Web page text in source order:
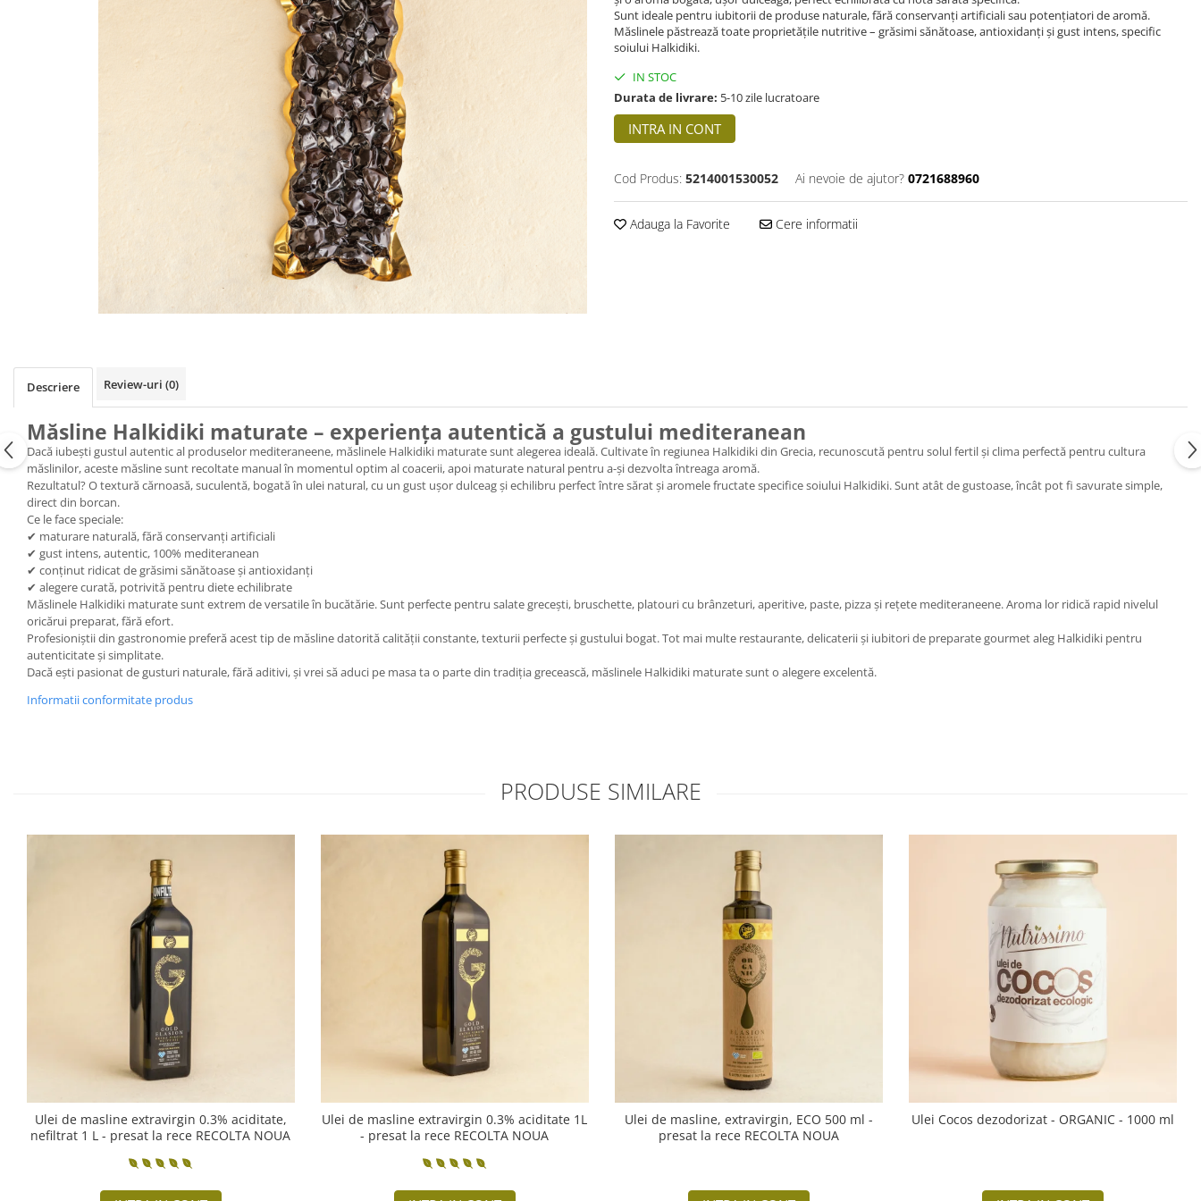
PRODUSE ROMÂNEȘTI
Sunt ideale pentru iubitorii de produse naturale, fără conservanți artificiali sau potențiatori de aromă.
Măslinele păstrează toate proprietățile nutritive – grăsimi sănătoase, antioxidanți și gust intens, specific
soiului Halkidiki.
IN STOC
Durata de livrare: 5-10 zile lucratoare
INTRA IN CONT
Cod Produs: 5214001530052 Ai nevoie de ajutor? 0721688960
Adauga la Favorite Cere informatii
Descriere Review-uri (0)
Măsline Halkidiki maturate – experiența autentică a gustului mediteranean
Dacă iubești gustul autentic al produselor mediteraneene, măslinele Halkidiki maturate sunt alegerea ideală. Cultivate în regiunea Halkidiki din Grecia, recunoscută pentru solul fertil și clima perfectă pentru cultura
măslinilor, aceste măsline sunt recoltate manual în momentul optim al coacerii, apoi maturate natural pentru a-și dezvolta întreaga aromă.
Rezultatul? O textură cărnoasă, suculentă, bogată în ulei natural, cu un gust ușor dulceag și echilibru perfect între sărat și aromele fructate specifice soiului Halkidiki. Sunt atât de gustoase, încât pot fi savurate simple,
direct din borcan.
Ce le face speciale:
✔ maturare naturală, fără conservanți artificiali
✔ gust intens, autentic, 100% mediteranean
✔ conținut ridicat de grăsimi sănătoase și antioxidanți
✔ alegere curată, potrivită pentru diete echilibrate
Măslinele Halkidiki maturate sunt extrem de versatile în bucătărie. Sunt perfecte pentru salate grecești, bruschette, platouri cu brânzeturi, aperitive, paste, pizza și rețete mediteraneene. Aroma lor ridică rapid nivelul
oricărui preparat, fără efort.
Profesioniștii din gastronomie preferă acest tip de măsline datorită calității constante, texturii perfecte și gustului bogat. Tot mai multe restaurante, delicaterii și iubitori de preparate gourmet aleg Halkidiki pentru
autenticitate și simplitate.
Dacă ești pasionat de gusturi naturale, fără aditivi, și vrei să aduci pe masa ta o parte din tradiția grecească, măslinele Halkidiki maturate sunt o alegere excelentă.
Informatii conformitate produs
PRODUSE SIMILARE
Ulei de masline extravirgin 0.3% aciditate,
nefiltrat 1 L - presat la rece RECOLTA NOUA
Ulei de masline extravirgin 0.3% aciditate 1L
- presat la rece RECOLTA NOUA
Ulei de masline, extravirgin, ECO 500 ml -
presat la rece RECOLTA NOUA
Ulei Cocos dezodorizat - ORGANIC - 1000 ml